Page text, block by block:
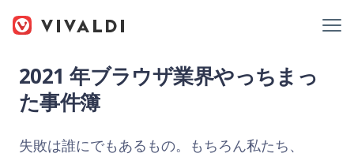
2021 年ブラウザ業界やっちまっ
た事件簿
失敗は誰にでもあるもの。もちろん私たち、